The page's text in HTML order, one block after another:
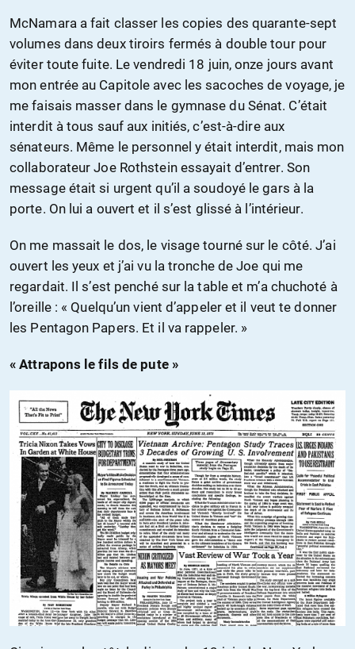
McNamara a fait classer les copies des quarante-sept
volumes dans deux tiroirs fermés à double tour pour
éviter toute fuite. Le vendredi 18 juin, onze jours avant
mon entrée au Capitole avec les sacoches de voyage, je
me faisais masser dans le gymnase du Sénat. C’était
interdit à tous sauf aux initiés, c’est-à-dire aux
sénateurs. Même le personnel y était interdit, mais mon
collaborateur Joe Rothstein essayait d’entrer. Son
message était si urgent qu’il a soudoyé le gars à la
porte. On lui a ouvert et il s’est glissé à l’intérieur.
On me massait le dos, le visage tourné sur le côté. J’ai
ouvert les yeux et j’ai vu la tronche de Joe qui me
regardait. Il s’est penché sur la table et m’a chuchoté à
l’oreille : « Quelqu’un vient d’appeler et il veut te donner
les Pentagon Papers. Et il va rappeler. »
« Attrapons le fils de pute »